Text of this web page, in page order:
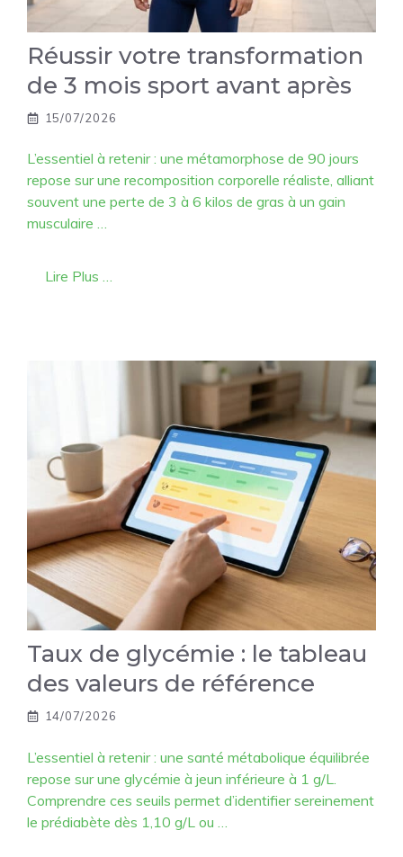
Réussir votre transformation
de 3 mois sport avant après
15/07/2026
L’essentiel à retenir : une métamorphose de 90 jours
repose sur une recomposition corporelle réaliste, alliant
souvent une perte de 3 à 6 kilos de gras à un gain
musculaire …
Lire Plus …
Taux de glycémie : le tableau
des valeurs de référence
14/07/2026
L’essentiel à retenir : une santé métabolique équilibrée
repose sur une glycémie à jeun inférieure à 1 g/L.
Comprendre ces seuils permet d’identifier sereinement
le prédiabète dès 1,10 g/L ou …